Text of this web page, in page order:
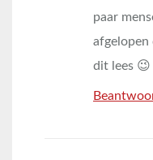
paar
afgelopen
dit lees 😉